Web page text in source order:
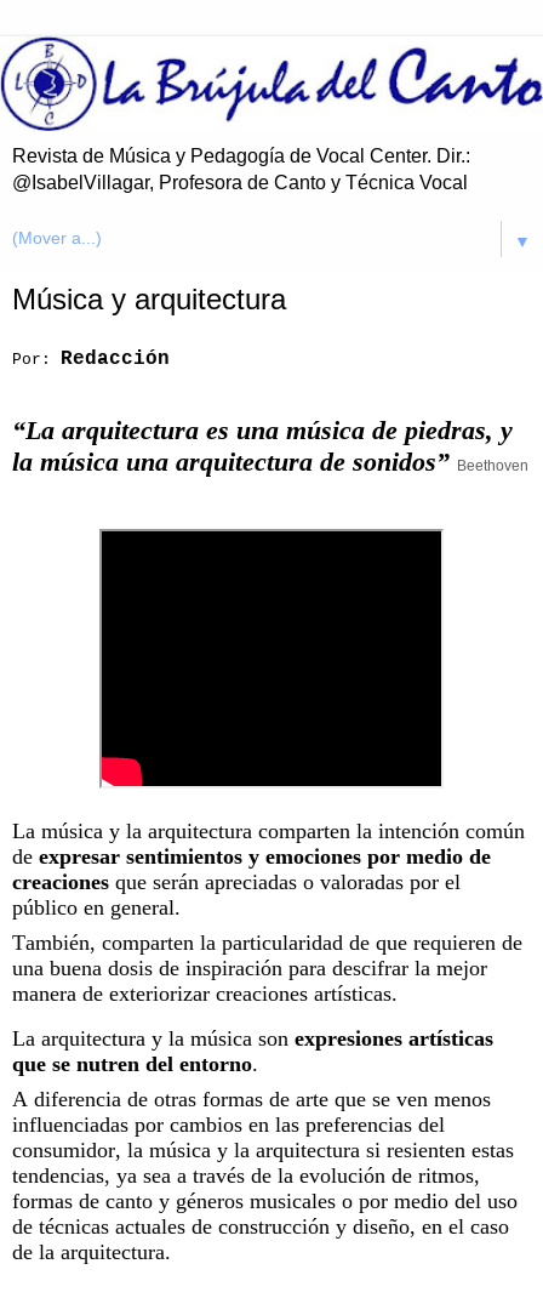
Revista de Música y Pedagogía de Vocal Center. Dir.:
@IsabelVillagar, Profesora de Canto y Técnica Vocal
▼
Música y arquitectura
Por: Redacción
“La arquitectura es una música de piedras, y
la música una arquitectura de sonidos” Beethoven
La música y la arquitectura comparten la intención común
de expresar sentimientos y emociones por medio de
creaciones que serán apreciadas o valoradas por el
público en general.
También, comparten la particularidad de que requieren de
una buena dosis de inspiración para descifrar la mejor
manera de exteriorizar creaciones artísticas.
La arquitectura y la música son expresiones artísticas
que se nutren del entorno.
A diferencia de otras formas de arte que se ven menos
influenciadas por cambios en las preferencias del
consumidor, la música y la arquitectura si resienten estas
tendencias, ya sea a través de la evolución de ritmos,
formas de canto y géneros musicales o por medio del uso
de técnicas actuales de construcción y diseño, en el caso
de la arquitectura.